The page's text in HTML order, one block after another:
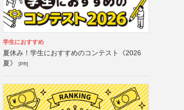
学生におすすめ
夏休み！学生におすすめのコンテスト《2026
夏》
[PR]